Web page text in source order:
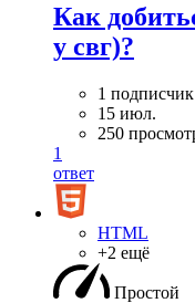
Как
у свг)?
1 подписчик
15 июл.
250
1
ответ
HTML
+2 ещё
Простой